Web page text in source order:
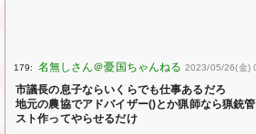
179: 2023/05/26(金)
市議長の息子ならいくらでも仕事あるだろ
地元の農協でアドバイザー()とか猟師なら猟銃
スト作ってやらせるだけ